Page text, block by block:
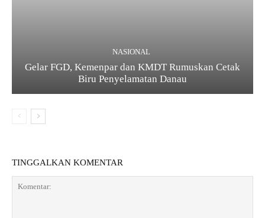
NASIONAL
Gelar FGD, Kemenpar dan KMDT Rumuskan Cetak
Biru Penyelamatan Danau
TINGGALKAN KOMENTAR